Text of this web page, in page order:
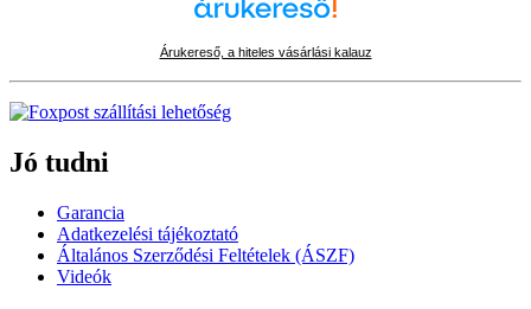
Árukereső, a hiteles vásárlási kalauz
Jó tudni
Garancia
Adatkezelési tájékoztató
Általános Szerződési Feltételek (ÁSZF)
Videók